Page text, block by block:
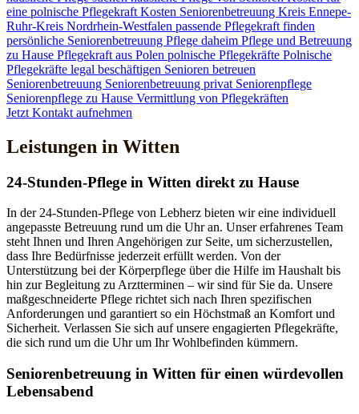
eine polnische Pflegekraft Kosten Seniorenbetreuung Kreis Ennepe-
Ruhr-Kreis Nordrhein-Westfalen passende Pflegekraft finden
persönliche Seniorenbetreuung Pflege daheim Pflege und Betreuung
zu Hause Pflegekraft aus Polen polnische Pflegekräfte Polnische
Pflegekräfte legal beschäftigen Senioren betreuen
Seniorenbetreuung Seniorenbetreuung privat Seniorenpflege
Seniorenpflege zu Hause Vermittlung von Pflegekräften
Jetzt Kontakt aufnehmen
Leistungen in Witten
24-Stunden-Pflege in Witten direkt zu Hause
In der 24-Stunden-Pflege von Lebherz bieten wir eine individuell
angepasste Betreuung rund um die Uhr an. Unser erfahrenes Team
steht Ihnen und Ihren Angehörigen zur Seite, um sicherzustellen,
dass Ihre Bedürfnisse jederzeit erfüllt werden. Von der
Unterstützung bei der Körperpflege über die Hilfe im Haushalt bis
hin zur Begleitung zu Arztterminen – wir sind für Sie da. Unsere
maßgeschneiderte Pflege richtet sich nach Ihren spezifischen
Anforderungen und garantiert so ein Höchstmaß an Komfort und
Sicherheit. Verlassen Sie sich auf unsere engagierten Pflegekräfte,
die sich rund um die Uhr um Ihr Wohlbefinden kümmern.
Senioren­betreuung in Witten für einen würdevollen
Lebensabend